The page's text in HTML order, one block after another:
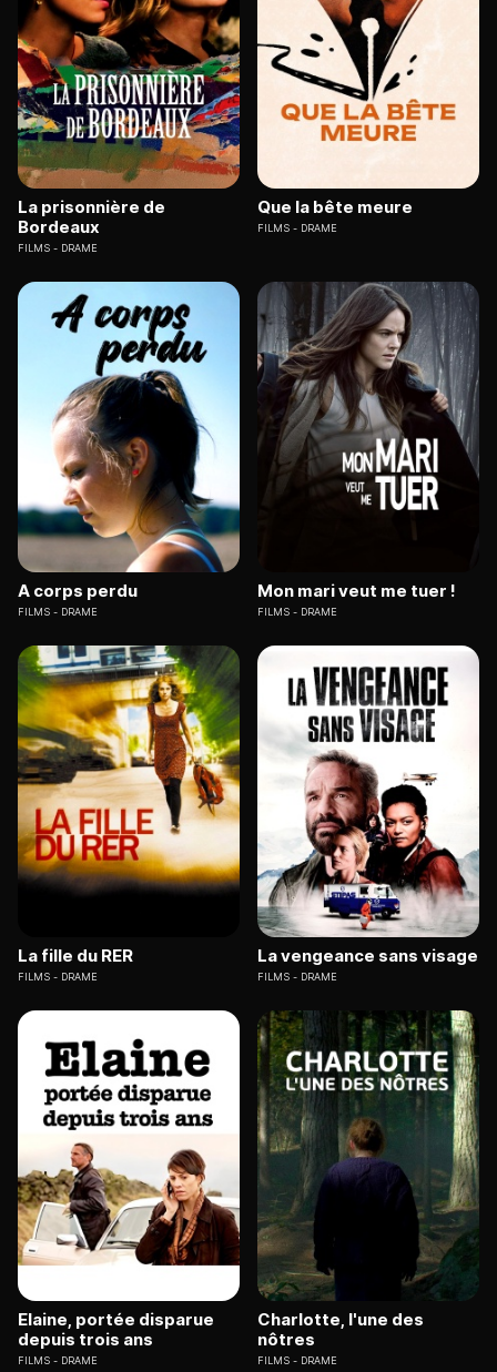
La prisonnière de
Bordeaux
FILMS DRAME
Que la bête meure
FILMS DRAME
A corps perdu
FILMS DRAME
Mon mari veut me tuer !
FILMS DRAME
La fille du RER
FILMS DRAME
La vengeance sans visage
FILMS DRAME
Elaine, portée disparue
depuis trois ans
FILMS DRAME
Charlotte, l'une des
nôtres
FILMS DRAME